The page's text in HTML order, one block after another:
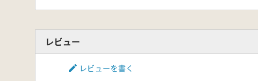
レビュー
レビューを書く